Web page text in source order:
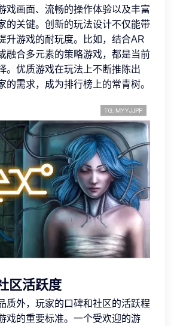
戏画面、流畅的操作体验以及丰富
的关键。创新的玩法设计不仅能带
升游戏的耐玩度。比如，结合AR
融合多元素的策略游戏，都是当前
。优质游戏在玩法上不断推陈出
的需求，成为排行榜上的常青树。
区活跃度
质外，玩家的口碑和社区的活跃程
戏的重要标准。一个受欢迎的游